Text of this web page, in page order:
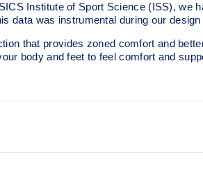
Institute of Sport Science (ISS), we
data was instrumental during our
that provides zoned comfort and
body and feet to feel comfort and